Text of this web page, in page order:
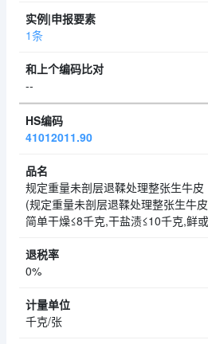
1条
--
41012011.90
规定重量未剖层退鞣处理整张生牛皮
(规定重量未剖层退鞣处理整张生牛
简单干燥≤8千克,干盐渍≤10千克,鲜
0%
千克/张